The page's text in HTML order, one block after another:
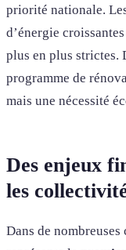
priorité nationale.
d’énergie
plus en plus strictes.
programme de
mais une nécessité
Des enjeux
les
Dans de